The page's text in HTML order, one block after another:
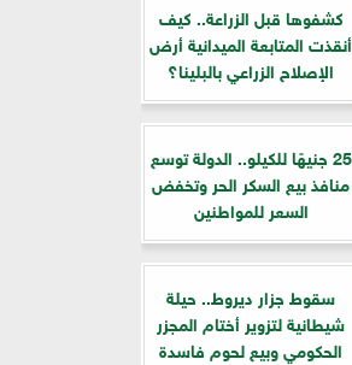
كشفوها قبل الزراعة.. كيف
أنقذت المتابعة الميدانية أرض
الإصلاح الزراعي بالبلينا؟
25 جنيهًا للكيلو.. الدولة توسع
منافذ بيع السكر الحر وتخفض
السعر للمواطنين
سقوط جزار ديروط.. حيلة
شيطانية لتزوير أختام المجزر
الحكومي وبيع لحوم فاسدة